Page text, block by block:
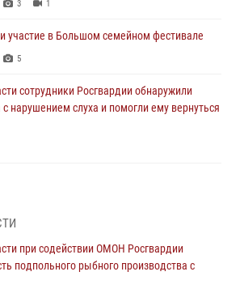
3 1
участие в Большом семейном фестивале
5
сотрудники Росгвардии обнаружили
нарушением слуха и помогли ему вернуться
1
приняли участие в чемпионатах Северо-
национальной гвардии РФ по спортивному и
при содействии ОМОН Росгвардии
подпольного рыбного производства с